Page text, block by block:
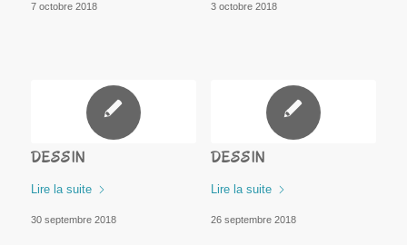
7 octobre 2018 3 octobre 2018
DESSIN
Lire la suite
30 septembre 2018
DESSIN
Lire la suite
26 septembre 2018